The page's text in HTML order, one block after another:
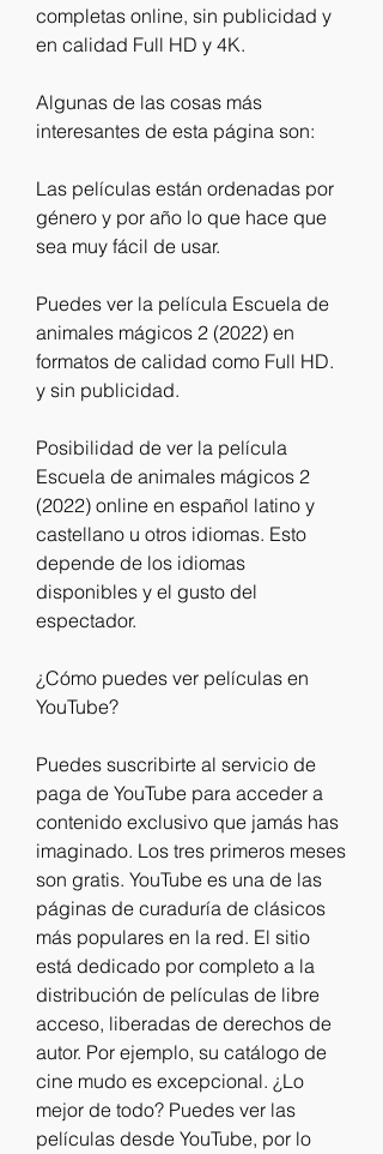
completas online, sin publicidad y
en calidad Full HD y 4K.
Algunas de las cosas más
interesantes de esta página son:
Las películas están ordenadas por
género y por año lo que hace que
sea muy fácil de usar.
Puedes ver la película Escuela de
animales mágicos 2 (2022) en
formatos de calidad como Full HD.
y sin publicidad.
Posibilidad de ver la película
Escuela de animales mágicos 2
(2022) online en español latino y
castellano u otros idiomas. Esto
depende de los idiomas
disponibles y el gusto del
espectador.
¿Cómo puedes ver películas en
YouTube?
Puedes suscribirte al servicio de
paga de YouTube para acceder a
contenido exclusivo que jamás has
imaginado. Los tres primeros meses
son gratis. YouTube es una de las
páginas de curaduría de clásicos
más populares en la red. El sitio
está dedicado por completo a la
distribución de películas de libre
acceso, liberadas de derechos de
autor. Por ejemplo, su catálogo de
cine mudo es excepcional. ¿Lo
mejor de todo? Puedes ver las
películas desde YouTube, por lo